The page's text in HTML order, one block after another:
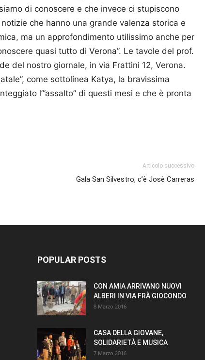
di conoscere e che invece ci stupiscono
che hanno una grande valenza storica e
ma un approfondimento utilissimo anche per
quasi tutto di Verona”. Le tavole del prof.
del nostro giornale, in via Frattini 12, Verona.
come sottolinea Katya, la bravissima
l’”assalto” di questi mesi e che è pronta
Articolo successivo
Gala San Silvestro, c’è Josè Carreras
POPULAR POSTS
CON AMIA ARRIVANO NUOVI
ALBERI IN VIA FRÀ GIOCONDO
8 Marzo 2016
CASA DELLA GIOVANE,
SOLIDARIETÀ E MUSICA
7 Marzo 2016